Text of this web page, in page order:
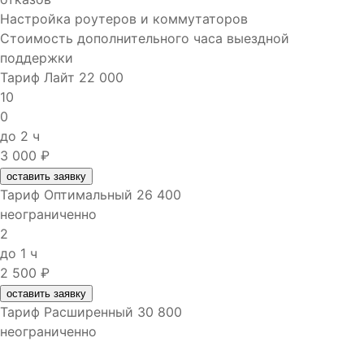
Настройка роутеров и коммутаторов
Стоимость дополнительного часа выездной
поддержки
Тариф Лайт 22 000
10
0
до 2 ч
3 000 ₽
оставить заявку
Тариф Оптимальный 26 400
неограниченно
2
до 1 ч
2 500 ₽
оставить заявку
Тариф Расширенный 30 800
неограниченно